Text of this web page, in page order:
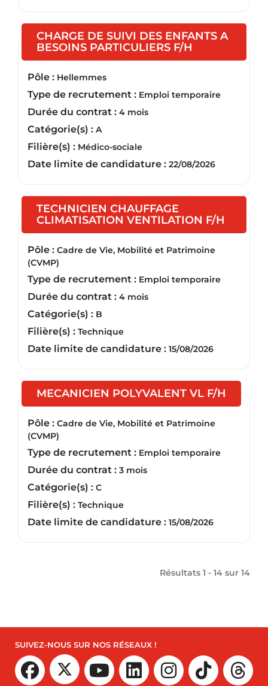
CHARGE DE SUIVI DES ENFANTS A
BESOINS PARTICULIERS F/H
Pôle : Hellemmes
Type de recrutement : Emploi temporaire
Durée du contrat : 4 mois
Catégorie(s) : A
Filière(s) : Médico-sociale
Date limite de candidature : 22/08/2026
TECHNICIEN CHAUFFAGE
CLIMATISATION VENTILATION F/H
Pôle : Cadre de Vie, Mobilité et Patrimoine
(CVMP)
Type de recrutement : Emploi temporaire
Durée du contrat : 4 mois
Catégorie(s) : B
Filière(s) : Technique
Date limite de candidature : 15/08/2026
MECANICIEN POLYVALENT VL F/H
Pôle : Cadre de Vie, Mobilité et Patrimoine
(CVMP)
Type de recrutement : Emploi temporaire
Durée du contrat : 3 mois
Catégorie(s) : C
Filière(s) : Technique
Date limite de candidature : 15/08/2026
Résultats 1 - 14 sur 14
SUIVEZ-NOUS SUR NOS RÉSEAUX !